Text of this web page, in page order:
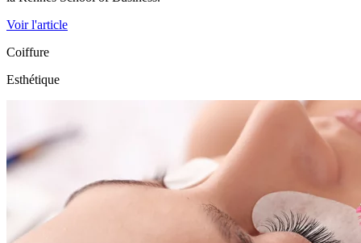
Voir l'article
Coiffure
Esthétique